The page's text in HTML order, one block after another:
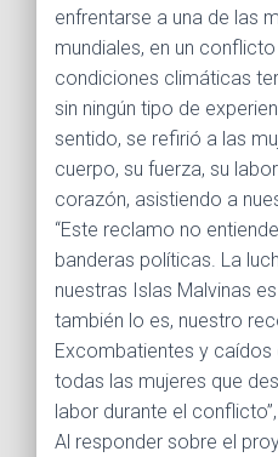
enfrentarse a una de las
mundiales, en un
condiciones climáticas
sin ningún tipo de
sentido, se refirió a las
cuerpo, su fuerza, su
corazón, asistiendo a
“Este reclamo no
banderas políticas. La
nuestras Islas Malvinas
también lo es, nuestro
Excombatientes y caídos
todas las mujeres que
labor durante el
Al responder sobre el